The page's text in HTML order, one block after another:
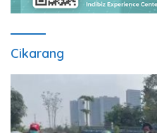
Cikarang